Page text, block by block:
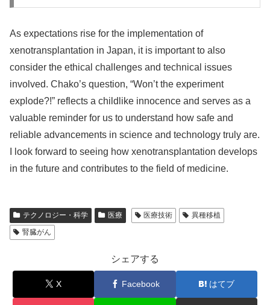
As expectations rise for the implementation of
xenotransplantation in Japan, it is important to also
consider the ethical challenges and technical issues
involved. Chako’s question, “Won’t the experiment
explode?!” reflects a childlike innocence and serves as a
valuable reminder for us to understand how safe and
reliable advancements in science and technology truly are.
I look forward to seeing how xenotransplantation develops
in the future and contributes to the field of medicine.
テクノロジー・科学 医療 医療技術
異種移植
腎臓がん
シェアする
X Facebook はてブ